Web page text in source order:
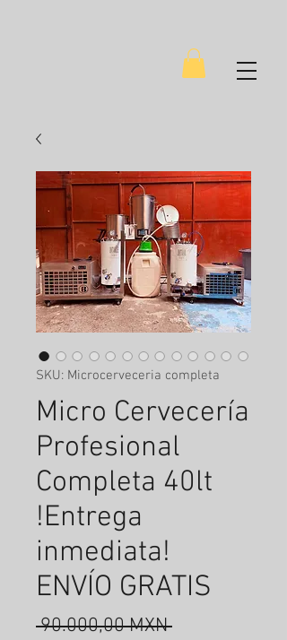
SKU: Microcerveceria completa
Micro Cervecería
Profesional
Completa 40lt
!Entrega
inmediata!
ENVÍO GRATIS
90.000,00 MXN Precio